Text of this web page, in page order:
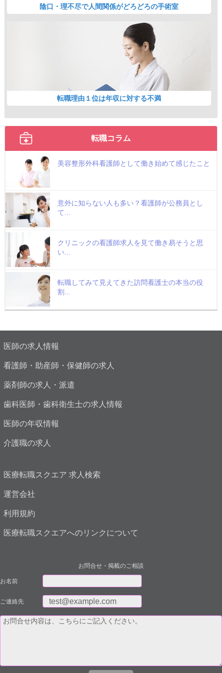
陰口・理不尽で人間関係がどろどろの手術室
転職理由１位は年収に対する不満
転職コラム
美容整形外科看護師として働き始めて感じたこと
意外に知らない人も多い？看護師が公務員とし
て...
クリニックの看護師求人を見て働き易そうと思
い...
転職してみて見えてきた訪問看護士の本当の役
割...
医師の求人情報
看護師・助産師・保健師の求人
薬剤師の求人・派遣
歯科医師・歯科衛生士の求人情報
医師の年収情報
介護職の求人
医療転職スクエア 求人検索
運営会社
利用規約
医療転職スクエアへのリンクについて
お問合せ・掲載のご相談
お名前
ご連絡先